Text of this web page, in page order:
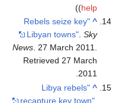
(help
)
^
"Rebels seize key
Libyan towns" .Sky
News . 27 March 2011
Retrieved 27 March
2011
^
"Libya rebels
recapture key town"